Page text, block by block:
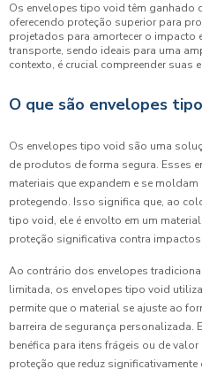
Os envelopes tipo void têm ganhado
oferecendo proteção superior para
projetados para amortecer o impacto
transporte, sendo ideais para uma
contexto, é crucial compreender suas
O que são envelopes
Os envelopes tipo void são uma
de produtos de forma segura. Esses
materiais que expandem e se
protegendo. Isso significa que, ao
tipo void, ele é envolto em um
proteção significativa contra
Ao contrário dos envelopes
limitada, os envelopes tipo void
permite que o material se ajuste ao
barreira de segurança personalizada.
benéfica para itens frágeis ou de
proteção que reduz